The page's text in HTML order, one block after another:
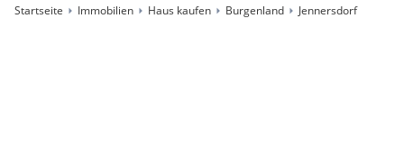
Startseite Immobilien Haus kaufen Burgenland Jennersdorf